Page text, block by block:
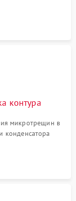
термостата и
дисплея.
контура
микротрещин в
конденсатора
осушителя и
засоров.